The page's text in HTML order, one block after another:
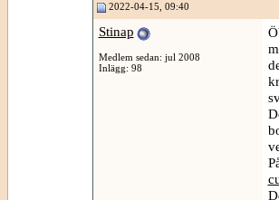
2022-04-15, 09:40
Stinap
Medlem sedan: jul 2008
Inlägg: 98